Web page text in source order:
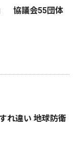
協議会55団体
れ違い 地球防衛